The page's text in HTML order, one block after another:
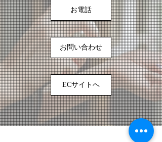
お電話
お問い合わせ
ECサイトへ